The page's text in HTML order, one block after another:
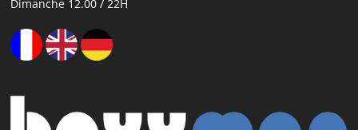
Dimanche 12.00 / 22H